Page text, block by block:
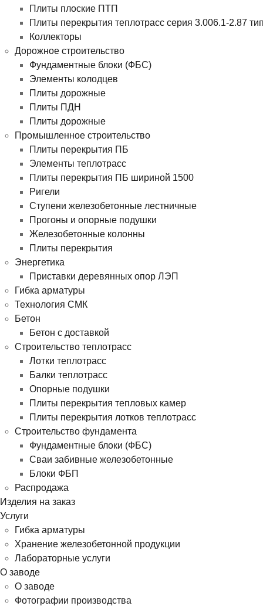
Плиты плоские ПТП
Плиты перекрытия теплотрасс серия 3.006.1-2.87
Коллекторы
Дорожное строительство
Фундаментные блоки (ФБС)
Элементы колодцев
Плиты дорожные
Плиты ПДН
Плиты дорожные
Промышленное строительство
Плиты перекрытия ПБ
Элементы теплотрасс
Плиты перекрытия ПБ шириной 1500
Ригели
Ступени железобетонные лестничные
Прогоны и опорные подушки
Железобетонные колонны
Плиты перекрытия
Энергетика
Приставки деревянных опор ЛЭП
Гибка арматуры
Технология СМК
Бетон
Бетон с доставкой
Строительство теплотрасс
Лотки теплотрасс
Балки теплотрасс
Опорные подушки
Плиты перекрытия тепловых камер
Плиты перекрытия лотков теплотрасс
Строительство фундамента
Фундаментные блоки (ФБС)
Сваи забивные железобетонные
Блоки ФБП
Распродажа
Изделия на заказ
Услуги
Гибка арматуры
Хранение железобетонной продукции
Лабораторные услуги
О заводе
О заводе
Фотографии производства